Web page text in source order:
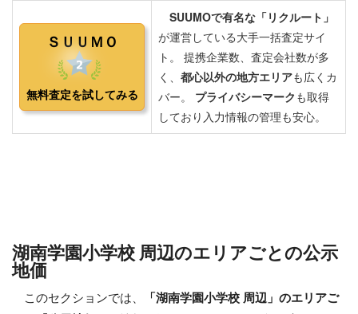
湖南学園小学校 周辺のエリアごとの公示
地価
このセクションでは、
「湖南学園小学校 周辺」のエリアご